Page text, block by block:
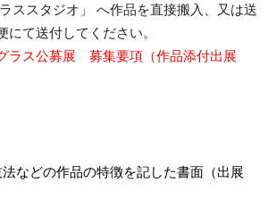
ススタジオ」
へ作品を直接搬入、又は送
て送付してください。
ラス公募展 募集要項（作品添付出展
法などの作品の特徴を記した書面（出展